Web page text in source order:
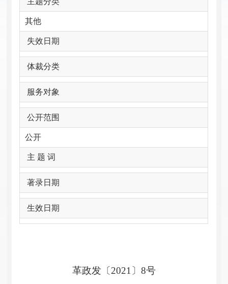
其他
失效日期
体裁分类
服务对象
公开范围
公开
主 题 词
著录日期
生效日期
革政发〔2021 〕 8号